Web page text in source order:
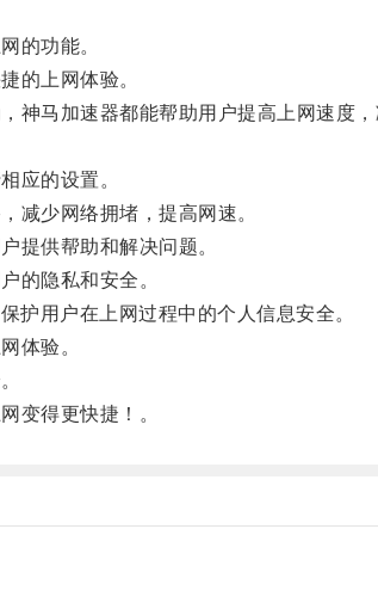
的功能。
的上网体验。
马加速器都能帮助用户提高上网速度，
应的设置。
少网络拥堵，提高网速。
供帮助和解决问题。
的隐私和安全。
用户在上网过程中的个人信息安全。
体验。
变得更快捷！。